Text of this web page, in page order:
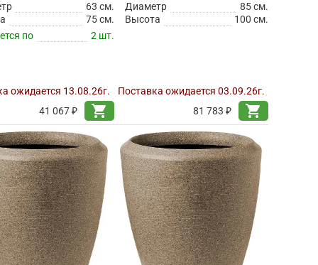
63 см.
75 см.
по
2 шт.
ожидается 13.08.26г.
41 067 ₽
shopping_cart
Диаметр
85 см.
Высота
100 см.
Поставка ожидается 03.09.26г.
81 783 ₽
shopping_cart